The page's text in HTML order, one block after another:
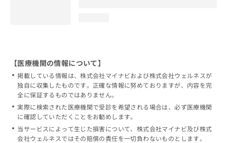
【医療機関の情報について】
掲載している情報は、株式会社マイナビおよび株式会社ウェルネスが
独自に収集したものです。正確な情報に努めておりますが、内容を完
全に保証するものではありません。
実際に検索された医療機関で受診を希望される場合は、必ず医療機関
に確認していただくことをお勧めします。
当サービスによって生じた損害について、株式会社マイナビ及び株式
会社ウェルネスではその賠償の責任を一切負わないものとします。